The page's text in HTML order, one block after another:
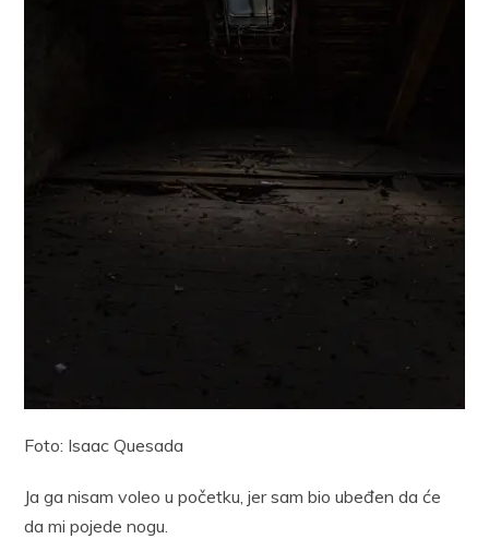
Foto: Isaac Quesada
Ja ga nisam voleo u početku, jer sam bio ubeđen da će
da mi pojede nogu.